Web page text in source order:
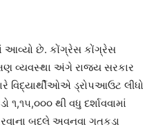
આવ્યો છે. કોંગ્રેસ કોંગ્રેસ
વ્યવસ્થા અંગે રાજ્ય સરકાર
વિદ્યાર્થીઓએ ડ્રોપઆઉટ લીધો
થી વધુ દર્શાવવામાં
બદલે અવનવા ગતકડા